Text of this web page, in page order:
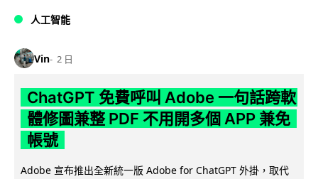
人工智能
Vin 2 日
ChatGPT 免費呼叫 Adobe 一句話跨軟
體修圖兼整 PDF 不用開多個 APP 兼免
帳號
Adobe 宣布推出全新統一版 Adobe for ChatGPT 外掛，取代